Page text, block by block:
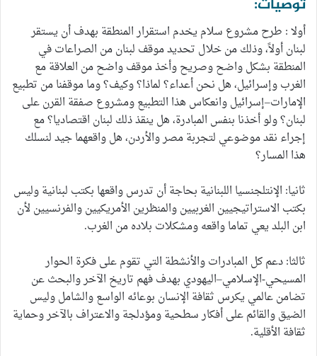
توصيات:
أولا : طرح مشروع سلام يخدم استقرار المنطقة بهدف أن يستقر
لبنان أولاً، وذلك من خلال تحديد موقف لبنان من الصراعات في
المنطقة بشكل واضح وصريح وأخذ موقف واضح من العلاقة مع
الغرب وإسرائيل، هل نحن أعداء؟ لماذا؟ وكيف؟ وما موقفنا من تطبيع
الإمارات–إسرائيل وانعكاس هذا التطبيع ومشروع صفقة القرن على
لبنان؟ ولو أخذنا بنفس المبادرة، هل ينقذ ذلك لبنان اقتصاديا؟ مع
إجراء نقد موضوعي لتجربة مصر والأردن، هل واقعهما جيد لنسلك
هذا المسار؟
ثانيا: الإنتلجنسيا اللبنانية بحاجة أن تدرس واقعها بكتب لبنانية وليس
بكتب الاستراتيجيين الغربيين والمنظرين الأمريكيين والفرنسيين لأن
ابن البلد يعي تماما واقعه ومشكلات بلاده من الغرب.
ثالثا: دعم كل المبادرات والأنشطة التي تقوم على فكرة الحوار
المسيحي-الإسلامي–اليهودي بهدف فهم تاريخ الآخر والبحث عن
تضامن عالمي يكرس ثقافة الإنسان بوعائه الواسع والشامل وليس
الضيق والقائم على أفكار سطحية ومؤدلجة والاعتراف بالآخر وحماية
ثقافة الأقلية.